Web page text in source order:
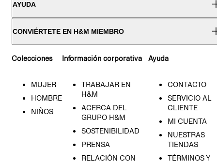
AYUDA
CONVIÉRTETE EN H&M MIEMBRO
Colecciones
MUJER
HOMBRE
NIÑOS
Información corporativa
TRABAJAR EN
H&M
ACERCA DEL
GRUPO H&M
SOSTENIBILIDAD
PRENSA
RELACIÓN CON
Ayuda
CONTACTO
SERVICIO AL
CLIENTE
MI CUENTA
NUESTRAS
TIENDAS
TÉRMINOS Y